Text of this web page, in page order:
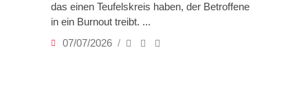
das einen Teufelskreis haben, der Betroffene
in ein Burnout treibt.
07/07/2026